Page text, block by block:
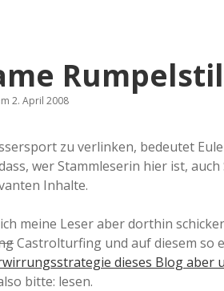
2. April 2008
zu verlinken, bedeutet
wer Stammleserin hier ist,
Inhalte.
meine Leser aber dorthin
Castrolturfing und auf diesem so
dieses Blog aber
bitte: lesen.